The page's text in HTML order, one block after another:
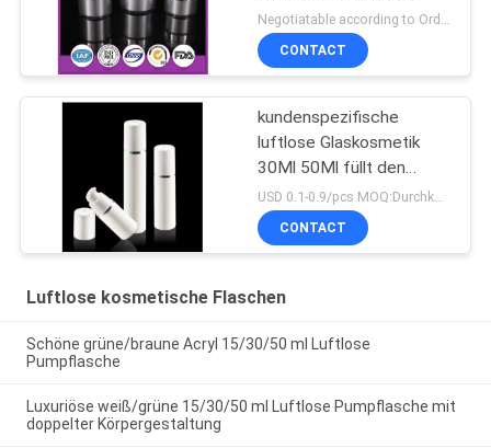
CONTACT
kundenspezifische
luftlose Glaskosmetik
30Ml 50Ml füllt den
bestätigten Pumpen-
Sprüher ISO90001 ab
USD 0.1-0.9/pcs MOQ:Durchkontaktierung
CONTACT
Luftlose kosmetische Flaschen
Schöne grüne/braune Acryl 15/30/50 ml Luftlose
Pumpflasche
Luxuriöse weiß/grüne 15/30/50 ml Luftlose Pumpflasche mit
doppelter Körpergestaltung